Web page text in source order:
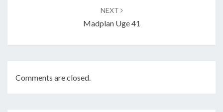
NEXT
Madplan Uge 41
Comments are closed.